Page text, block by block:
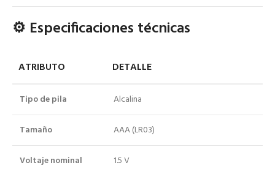
⚙️ Especificaciones técnicas
ATRIBUTO DETALLE
Tipo de pila Alcalina
Tamaño AAA (LR03)
Voltaje nominal 1.5 V